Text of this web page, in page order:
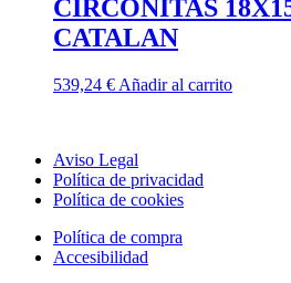
CIRCONITAS
CATALAN
539,24 € Añadir al carrito
Aviso Legal
Política de privacidad
Política de cookies
Política de compra
Accesibilidad